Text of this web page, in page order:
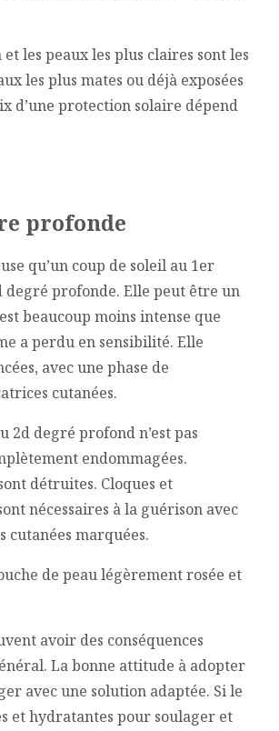
les peaux les plus claires sont les
les plus mates ou déjà exposées
d’une protection solaire dépend
profonde
qu’un coup de soleil au 1er
degré profonde. Elle peut être un
beaucoup moins intense que
a perdu en sensibilité. Elle
avec une phase de
cutanées.
2d degré profond n’est pas
endommagées.
détruites. Cloques et
nécessaires à la guérison avec
cutanées marquées.
de peau légèrement rosée et
avoir des conséquences
La bonne attitude à adopter
avec une solution adaptée. Si le
et hydratantes pour soulager et